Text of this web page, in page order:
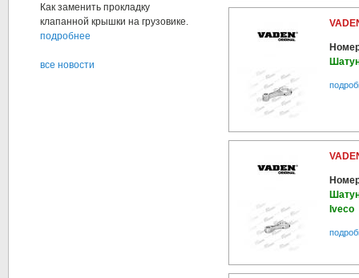
Iveco
Как заменить прокладку
клапанной крышки на грузовике.
подробнее
все новости